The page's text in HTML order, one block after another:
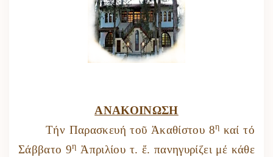
ΑΝΑΚΟΙΝΩΣΗ
Τήν Παρασκευή τοῦ Ἀκαθίστου 8η καί τό
Σάββατο 9η Ἀπριλίου τ. ἔ. πανηγυρίζει μέ κάθε